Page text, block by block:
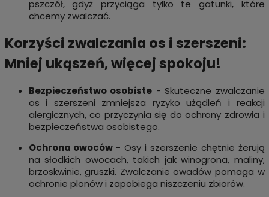
pszczół, gdyż przyciąga tylko te gatunki, które
chcemy zwalczać.
Korzyści zwalczania os i szerszeni:
Mniej ukąszeń, więcej spokoju!
Bezpieczeństwo osobiste - Skuteczne zwalczanie
os i szerszeni zmniejsza ryzyko użądleń i reakcji
alergicznych, co przyczynia się do ochrony zdrowia i
bezpieczeństwa osobistego.
Ochrona owoców - Osy i szerszenie chętnie żerują
na słodkich owocach, takich jak winogrona, maliny,
brzoskwinie, gruszki. Zwalczanie owadów pomaga w
ochronie plonów i zapobiega niszczeniu zbiorów.